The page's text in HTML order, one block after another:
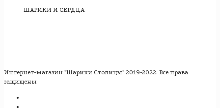
ШАРИКИ И СЕРДЦА
Интернет-магазин "Шарики Столицы" 2019-2022. Все права
защищены